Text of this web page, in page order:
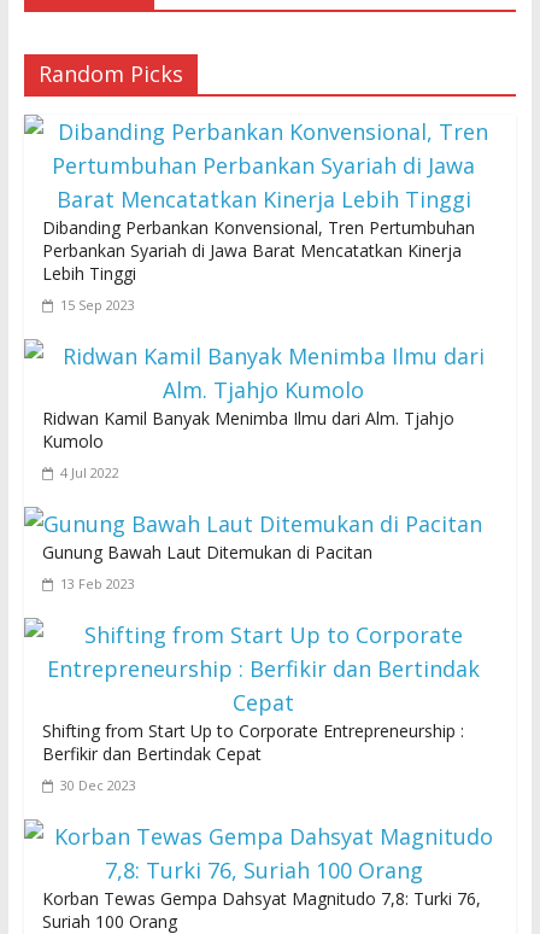
Random Picks
Dibanding Perbankan Konvensional, Tren Pertumbuhan
Perbankan Syariah di Jawa Barat Mencatatkan Kinerja
Lebih Tinggi
15 Sep 2023
Ridwan Kamil Banyak Menimba Ilmu dari Alm. Tjahjo
Kumolo
4 Jul 2022
Gunung Bawah Laut Ditemukan di Pacitan
13 Feb 2023
Shifting from Start Up to Corporate Entrepreneurship :
Berfikir dan Bertindak Cepat
30 Dec 2023
Korban Tewas Gempa Dahsyat Magnitudo 7,8: Turki 76,
Suriah 100 Orang